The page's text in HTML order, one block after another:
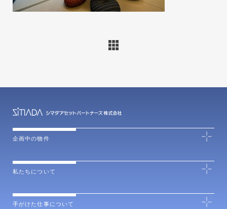
企画中の物件
私たちについて
手がけた仕事について